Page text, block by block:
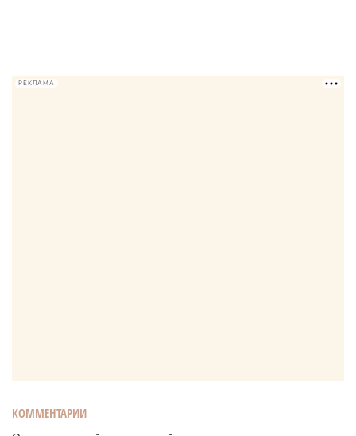
РЕКЛАМА
КОММЕНТАРИИ